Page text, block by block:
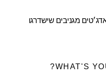
מגניבים שישדרגו
WHAT'S